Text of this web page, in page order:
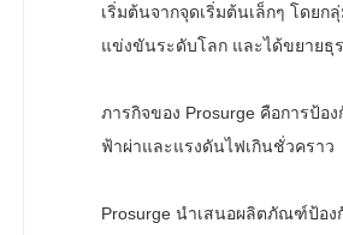
เริ่มต้นจากจุดเริ่มต้นเล็กๆ โดย
แข่งขันระดับโลก และได้ขยายธุ
ภารกิจของ Prosurge คือการป้
ฟ้าผ่าและแรงดันไฟเกินชั่วคราว
Prosurge นำเสนอผลิตภัณฑ์ป้อง